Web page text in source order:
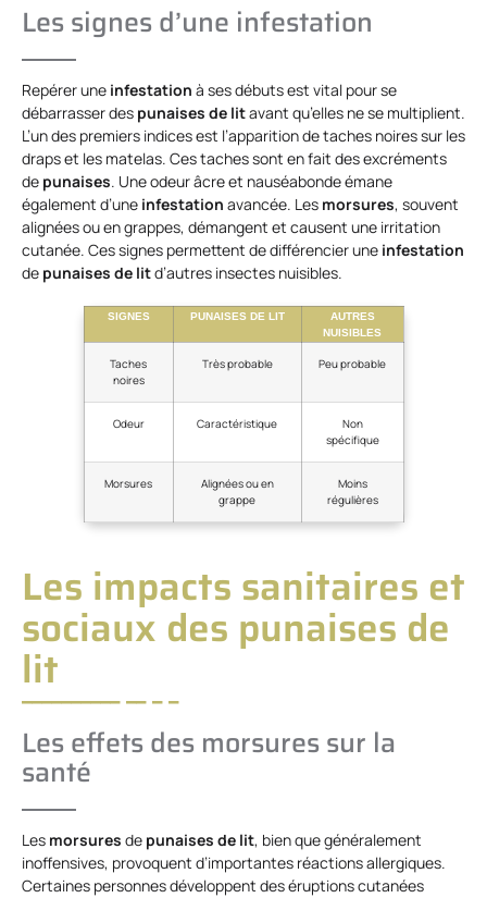
Les signes d’une infestation
Repérer une infestation à ses débuts est vital pour se
débarrasser des punaises de litavant qu’elles ne se multiplient.
L’un des premiers indices est l’apparition de taches noires sur les
draps et les matelas. Ces taches sont en fait des excréments
de punaises. Une odeur âcre et nauséabonde émane
également d’une infestation avancée. Les morsures, souvent
alignées ou en grappes, démangent et causent une irritation
cutanée. Ces signes permettent de différencier une infestation
de punaises de litd’autres insectes nuisibles.
SIGNES PUNAISES DE LIT
AUTRES
NUISIBLES
Taches
noires
Très probable Peu probable
Odeur Caractéristique
Non
spécifique
Morsures
Alignées ou en
grappe
Moins
régulières
Les impacts sanitaires et
sociaux des punaises de
lit
Les effets des morsures sur la
santé
Les morsures de punaises de lit, bien que généralement
inoffensives, provoquent d’importantes réactions allergiques.
Certaines personnes développent des éruptions cutanées